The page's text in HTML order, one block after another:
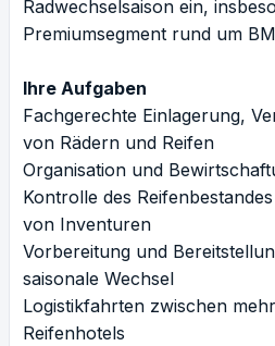
Radwechselsaison ein,
Premiumsegment rund um
Ihre Aufgaben
Fachgerechte Einlagerung,
von Rädern und Reifen
Organisation und
Kontrolle des
von Inventuren
Vorbereitung und
saisonale Wechsel
Logistikfahrten zwischen
Reifenhotels